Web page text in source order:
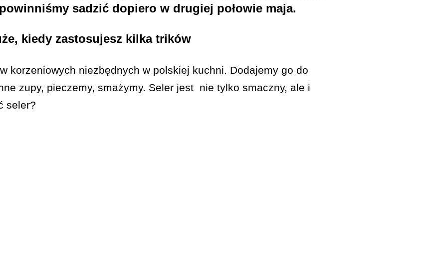
sadzić dopiero w drugiej połowie maja.
kiedy zastosujesz kilka trików
korzeniowych niezbędnych w polskiej kuchni. Dodajemy go do
zupy, pieczemy, smażymy. Seler jest nie tylko smaczny, ale i
seler?